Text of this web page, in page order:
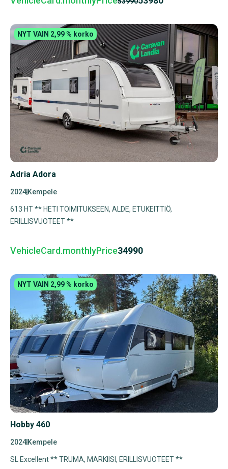
NYT VAIN 2,99 % korko
Adria Adora
2024 Kempele
613 HT ** HETI TOIMITUKSEEN, ALDE, ETUKEITTIÖ,
ERILLISVUOTEET **
VehicleCard.monthlyPrice34990
NYT VAIN 2,99 % korko
Hobby 460
2024 Kempele
SL Excellent ** TRUMA, MARKIISI, ERILLISVUOTEET **